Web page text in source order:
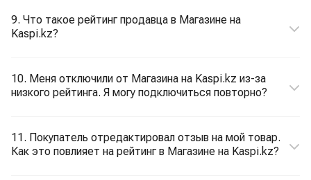
9. Что такое рейтинг продавца в Магазине на
Kaspi.kz?
10. Меня отключили от Магазина на Kaspi.kz из-за
низкого рейтинга. Я могу подключиться повторно?
11. Покупатель отредактировал отзыв на мой товар.
Как это повлияет на рейтинг в Магазине на Kaspi.kz?